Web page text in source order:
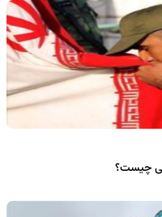
چیست؟